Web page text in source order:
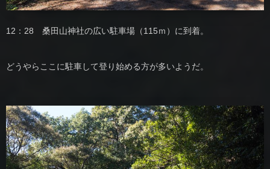
12：28 桑田山神社の広い駐車場（115ｍ）に到着。
どうやらここに駐車して登り始める方が多いようだ。